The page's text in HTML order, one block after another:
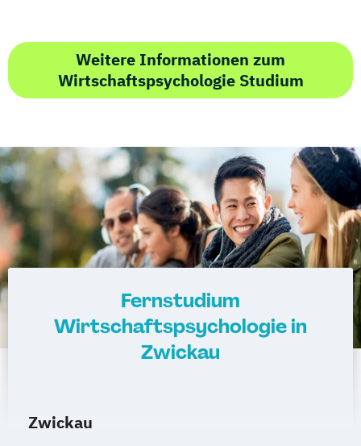
Weitere Informationen zum
Wirtschaftspsychologie Studium
Fernstudium
Wirtschaftspsychologie in
Zwickau
Zwickau